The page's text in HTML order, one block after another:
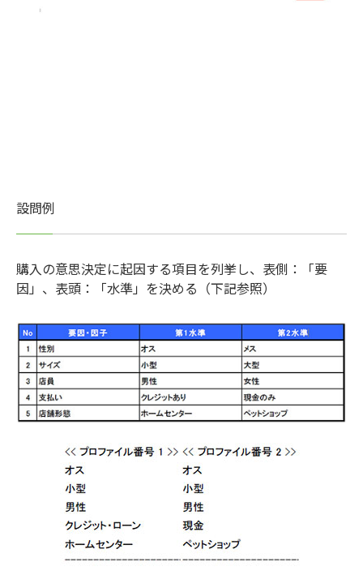
設問例
購入の意思決定に起因する項目を列挙し、表側：「要
因」、表頭：「水準」を決める（下記参照）